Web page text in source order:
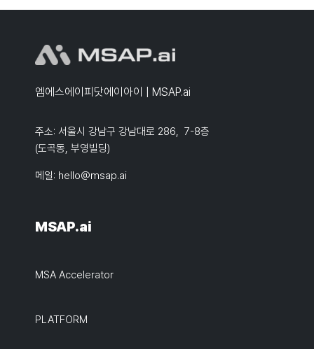
엠에스에이피닷에이아이 | MSAP.ai
주소: 서울시 강남구 강남대로 286, 7-8층
(도곡동, 부영빌딩)
메일: hello@msap.ai
MSAP.ai
MSA Accelerator
PLATFORM